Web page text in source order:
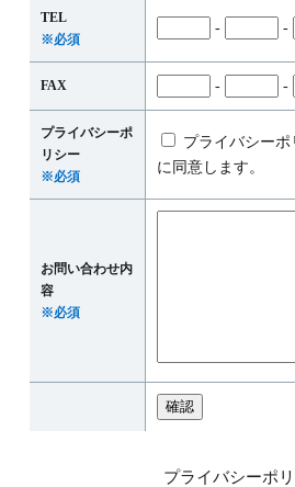
TEL
※必須
- -
FAX - -
プライバシーポ
リシー
※必須
プライバシー
に同意します。
お問い合わせ内
容
※必須
プライバシーポ